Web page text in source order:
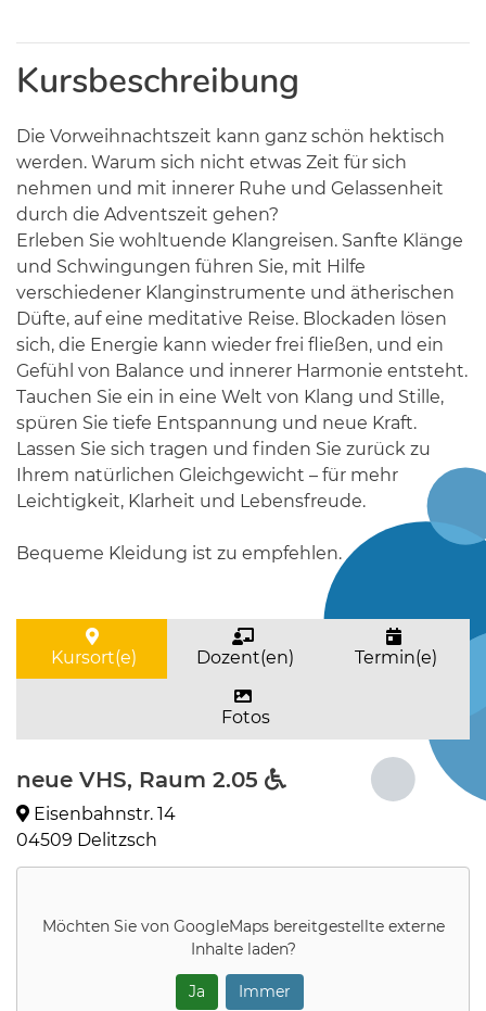
Kursbeschreibung
Die Vorweihnachtszeit kann ganz schön hektisch
werden. Warum sich nicht etwas Zeit für sich
nehmen und mit innerer Ruhe und Gelassenheit
durch die Adventszeit gehen?
Erleben Sie wohltuende Klangreisen. Sanfte Klänge
und Schwingungen führen Sie, mit Hilfe
verschiedener Klanginstrumente und ätherischen
Düfte, auf eine meditative Reise. Blockaden lösen
sich, die Energie kann wieder frei fließen, und ein
Gefühl von Balance und innerer Harmonie entsteht.
Tauchen Sie ein in eine Welt von Klang und Stille,
spüren Sie tiefe Entspannung und neue Kraft.
Lassen Sie sich tragen und finden Sie zurück zu
Ihrem natürlichen Gleichgewicht – für mehr
Leichtigkeit, Klarheit und Lebensfreude.
Bequeme Kleidung ist zu empfehlen.
Kursort(e) Dozent(en) Termin(e)
Fotos
neue VHS, Raum 2.05
Eisenbahnstr. 14
04509 Delitzsch
Möchten Sie von GoogleMapsbereitgestellte externe
Inhalte laden?
Ja Immer